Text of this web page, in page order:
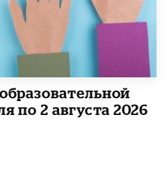
по 2 августа 2026